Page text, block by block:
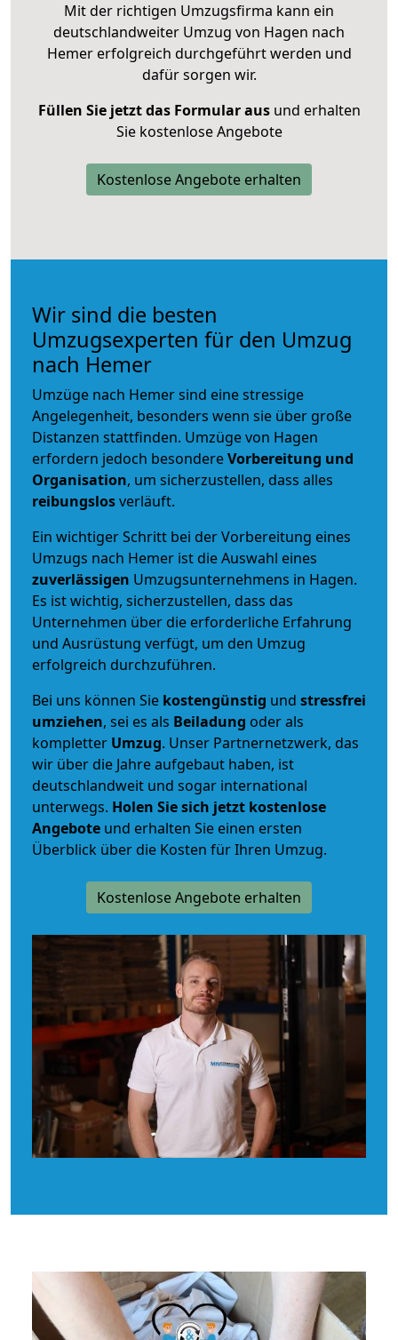
Mit der richtigen Umzugsfirma kann ein
deutschlandweiter Umzug von Hagen nach
Hemer erfolgreich durchgeführt werden und
dafür sorgen wir.
Füllen Sie jetzt das Formular ausund erhalten
Sie kostenlose Angebote
Kostenlose Angebote erhalten
Wir sind die besten
Umzugsexperten für den Umzug
nach Hemer
Umzüge nach Hemer sind eine stressige
Angelegenheit, besonders wenn sie über große
Distanzen stattfinden. Umzüge von Hagen
erfordern jedoch besondereVorbereitung und
Organisation, um sicherzustellen, dass alles
reibungslosverläuft.
Ein wichtiger Schritt bei der Vorbereitung eines
Umzugs nach Hemer ist die Auswahl eines
zuverlässigen Umzugsunternehmens in Hagen.
Es ist wichtig, sicherzustellen, dass das
Unternehmen über die erforderliche Erfahrung
und Ausrüstung verfügt, um den Umzug
erfolgreich durchzuführen.
Bei uns können Sie kostengünstig und stressfrei
umziehen, sei es als Beiladung oder als
kompletter Umzug. Unser Partnernetzwerk, das
wir über die Jahre aufgebaut haben, ist
deutschlandweit und sogar international
unterwegs. Holen Sie sich jetzt kostenlose
Angebote und erhalten Sie einen ersten
Überblick über die Kosten für Ihren Umzug.
Kostenlose Angebote erhalten